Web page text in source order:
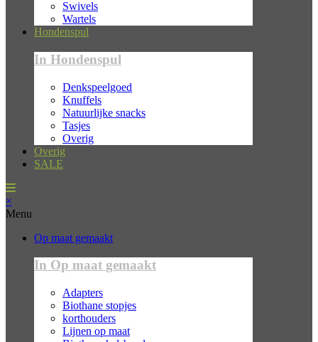
Swivels
Wartels
Hondenspul
In Hondenspul
Denkspeelgoed
Knuffels
Natuurlijke snacks
Tasjes
Overig
Overig
SALE
×
Menu
Op maat gemaakt
In Op maat gemaakt
Adapters
Biothane stopjes
korthouders
Lijnen op maat